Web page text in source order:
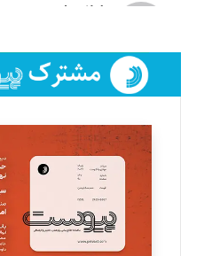
لیلا حنارود
فائزه فتحی رستمی
تحریریه
سروش کرمیان
تحریریه